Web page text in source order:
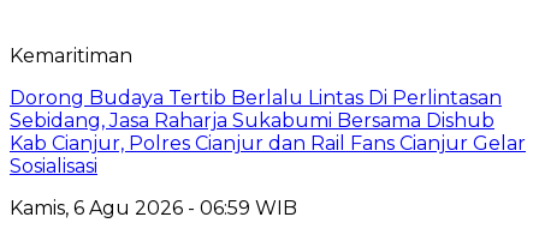
Kemaritiman
Dorong Budaya Tertib Berlalu Lintas Di Perlintasan
Sebidang, Jasa Raharja Sukabumi Bersama Dishub
Kab Cianjur, Polres Cianjur dan Rail Fans Cianjur Gelar
Sosialisasi
Kamis, 6 Agu 2026 - 06:59 WIB